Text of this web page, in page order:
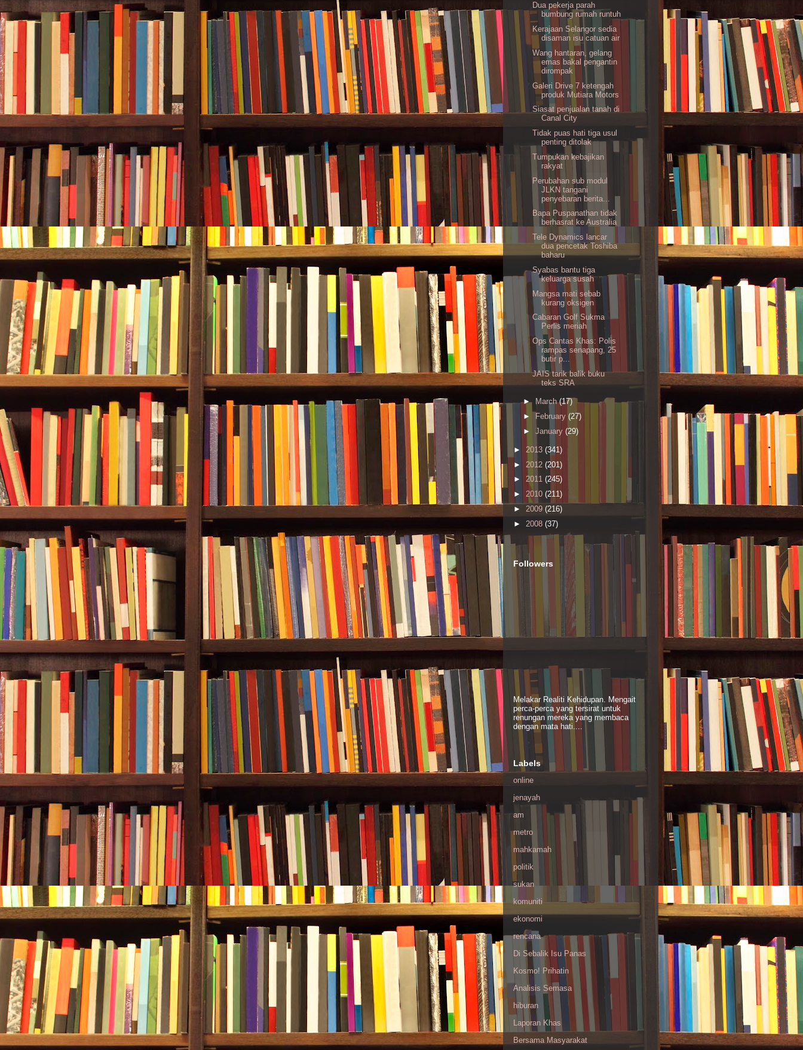
Dua pekerja parah
bumbung rumah runtuh
Kerajaan Selangor sedia
disaman isu catuan air
Wang hantaran, gelang
emas bakal pengantin
dirompak
Galeri Drive 7 ketengah
produk Mutiara Motors
Siasat penjualan tanah di
Canal City
Tidak puas hati tiga usul
penting ditolak
Tumpukan kebajikan
rakyat
Perubahan sub modul
JLKN tangani
penyebaran berita...
Bapa Puspanathan tidak
berhasrat ke Australia
Tele Dynamics lancar
dua pencetak Toshiba
baharu
Syabas bantu tiga
keluarga susah
Mangsa mati sebab
kurang oksigen
Cabaran Golf Sukma
Perlis meriah
Ops Cantas Khas: Polis
rampas senapang, 25
butir p...
JAIS tarik balik buku
teks SRA
► March(17)
►
February (27)
► January (29)
► 2013 (341)
► 2012 (201)
► 2011 (245)
► 2010 (211)
► 2009 (216)
► 2008 (37)
Followers
Melakar Realiti Kehidupan. Mengait
perca-perca yang tersirat untuk
renungan mereka yang membaca
dengan mata hati....
Labels
online
jenayah
am
metro
mahkamah
politik
sukan
komuniti
ekonomi
rencana
Di Sebalik Isu Panas
Kosmo! Prihatin
Analisis Semasa
hiburan
Laporan Khas
Bersama Masyarakat